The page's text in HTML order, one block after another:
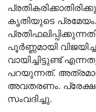
കൃതിയുടെ
പൂര്‍ണ്ണമായി
വായിച്ചിട്ടുണ്ട്
പറയുന്നത്.
അവതരണം.
സംവദിച്ചു.